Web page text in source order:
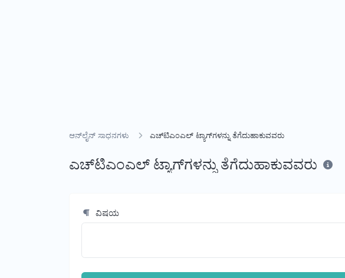
ಆನ್‌ಲೈನ್ ಸಾಧನಗಳು ಎಚ್‌ಟಿಎಂಎಲ್ ಟ್ಯಾಗ್‌ಗಳನ್ನು ತೆಗೆದುಹಾಕುವವರು
ಎಚ್‌ಟಿಎಂಎಲ್ ಟ್ಯಾಗ್‌ಗಳನ್ನು ತೆಗೆದುಹಾಕುವವರು
ವಿಷಯ